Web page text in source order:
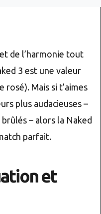
de l’harmonie tout
3 est une valeur
Mais si t’aimes
plus audacieuses –
– alors la Naked
parfait.
et